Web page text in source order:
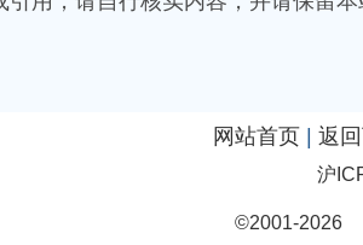
网站首页 返
沪
©2001-2026